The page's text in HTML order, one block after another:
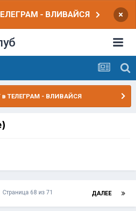
- ВЛИВАЙСЯ ×
ТЕЛЕГРАМ - ВЛИВАЙСЯ
ДАЛЕЕ
Страница 68 из 71